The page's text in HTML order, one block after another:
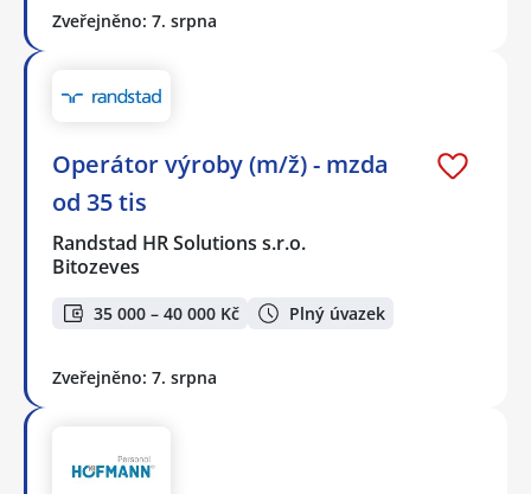
Zveřejněno: 7. srpna
Operátor výroby (m/ž) - mzda
od 35 tis
Randstad HR Solutions s.r.o.
Bitozeves
35 000 – 40 000 Kč Plný úvazek
Zveřejněno: 7. srpna